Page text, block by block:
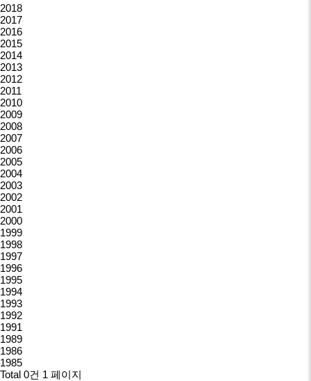
2018
2017
2016
2015
2014
2013
2012
2011
2010
2009
2008
2007
2006
2005
2004
2003
2002
2001
2000
1999
1998
1997
1996
1995
1994
1993
1992
1991
1989
1986
1985
Total 0건 1 페이지